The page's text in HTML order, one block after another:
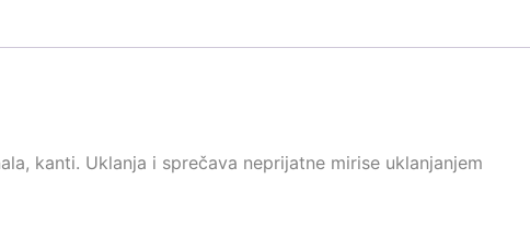
kanti. Uklanja i sprečava neprijatne mirise uklanjanjem